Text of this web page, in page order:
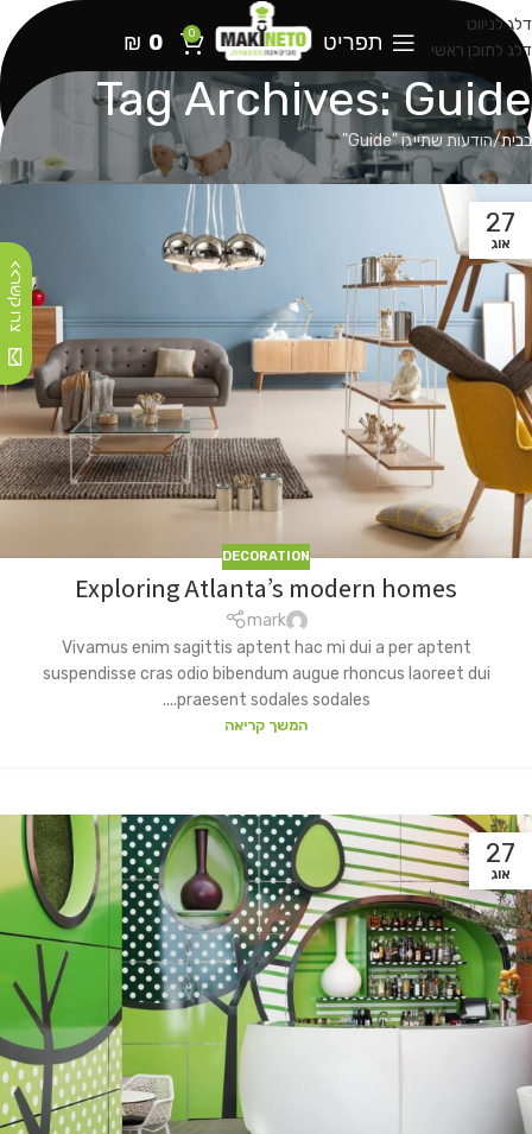
דלג לניווט
דלג לתוכן ראשי
תפריט 0
₪ 0
Tag Archives: Guide
בבית הודעות שתייגו "Guide"
27
אוג
DECORATION
Exploring Atlanta’s modern homes
mark
Vivamus enim sagittis aptent hac mi dui a per aptent
suspendisse cras odio bibendum augue rhoncus laoreet dui
praesent sodales sodales....
המשך קריאה
27
אוג
צרו קשר>>